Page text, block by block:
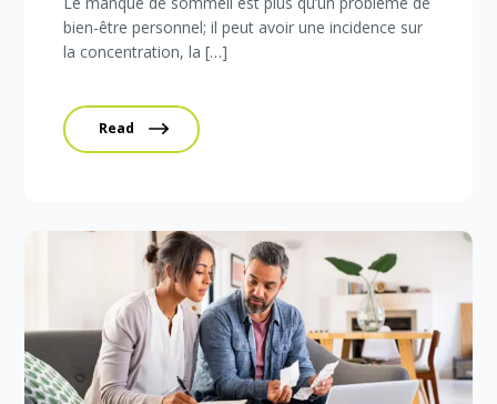
bien-être personnel; il peut avoir une incidence sur
la concentration, la […]
Read